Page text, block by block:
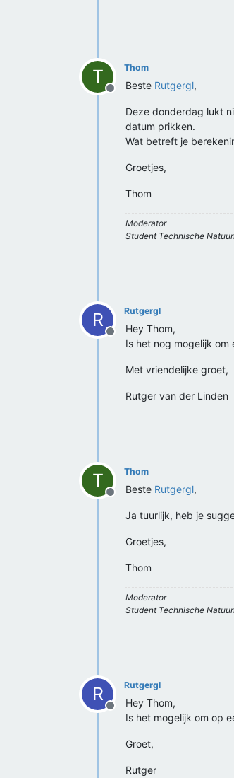
T
Offline
Thom
Beste Rutgergl,
Deze donderdag lukt
datum prikken.
Wat betreft je
Groetjes,
Thom
Moderator
Student Technische
R
Offline
Rutgergl
Hey Thom,
Is het nog mogelijk
Met vriendelijke groet,
Rutger van der Linden
T
Offline
Thom
Beste Rutgergl,
Ja tuurlijk, heb je
Groetjes,
Thom
Moderator
Student Technische
R
Offline
Rutgergl
Hey Thom,
Is het mogelijk om op
Groet,
Rutger